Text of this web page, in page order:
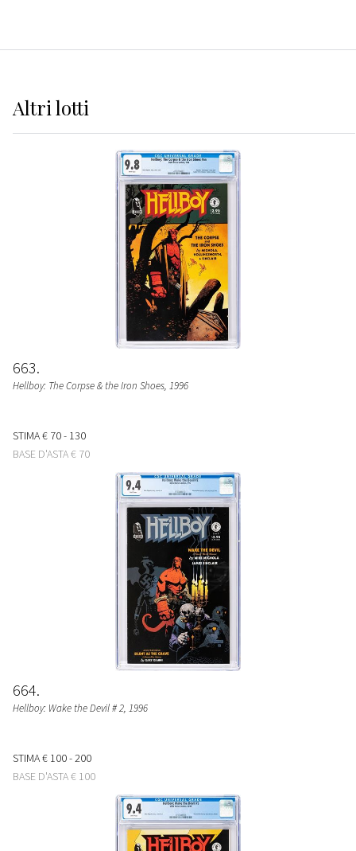
Altrilotti
663
Hellboy: The Corpse & the Iron Shoes, 1996
STIMA€ 70 - 130
BASE D'ASTA€ 70
664
Hellboy: Wake the Devil # 2, 1996
STIMA€ 100 - 200
BASE D'ASTA€ 100